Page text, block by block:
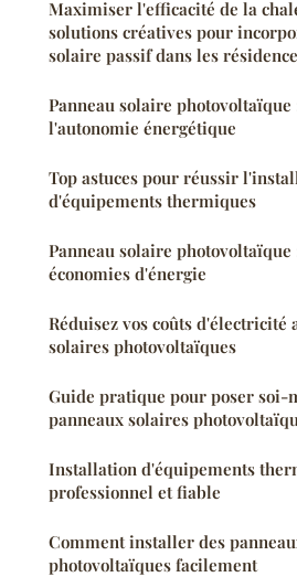
Maximiser l'efficacité de la
solutions créatives pour
solaire passif dans les
Panneau solaire
l'autonomie énergétique
Top astuces pour réussir
d'équipements thermiques
Panneau solaire
économies d'énergie
Réduisez vos coûts d'électricité
solaires photovoltaïques
Guide pratique pour poser soi-
panneaux solaires
Installation d'équipements
professionnel et fiable
Comment installer des
photovoltaïques facilement